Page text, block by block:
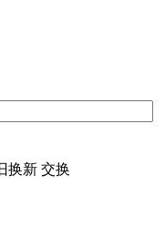
换新 交换